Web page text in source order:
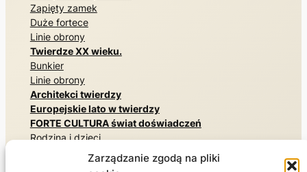
Zarządzanie zgodą na pliki
Zapięty zamek
Duże fortece
Linie obrony
Twierdze XX wieku.
Bunkier
Linie obrony
Architekci twierdzy
Europejskie lato w twierdzy
FORTE CULTURA świat doświadczeń
Rodzina i dzieci
Pomniki i miejsca pamięci
Tajne architektury